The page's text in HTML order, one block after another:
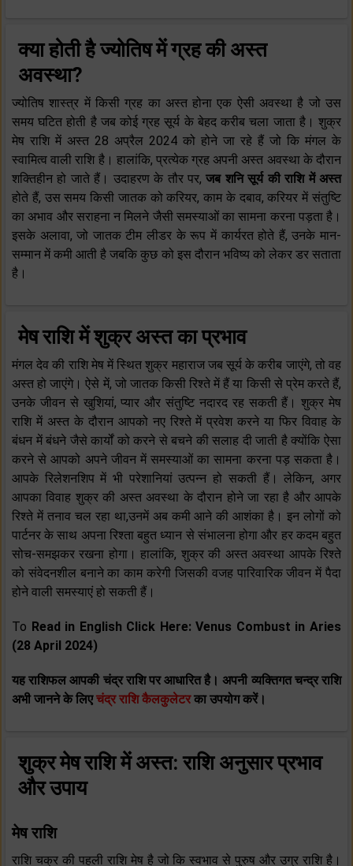
क्या होती है ज्योतिष में ग्रह की अस्त
अवस्था?
ज्योतिष शास्त्र में किसी ग्रह का अस्त होना एक ऐसी अवस्था है जो उस
समय घटित होती है जब कोई ग्रह सूर्य के बेहद करीब चला जाता है। शुक्र
मेष राशि में अस्त 28 अप्रैल 2024 को होने जा रहे हैं जो कि मंगल के
स्वामित्व वाली राशि है। हालांकि, प्रत्येक ग्रह अपनी अस्त अवस्था के दौरान
शक्तिहीन हो जाते हैं। उदाहरण के तौर पर, जब शनि सूर्य की राशि में अस्त
होते हैं, उस समय किसी जातक को करियर, काम के दबाव, करियर में संतुष्टि
का अभाव और सराहना न मिलने जैसी समस्याओं का सामना करना पड़ता है।
इसके अलावा, जो जातक टीम लीडर के रूप में कार्यरत होते हैं, उनके मान-
सम्मान में कमी आती है जबकि कुछ को इस दौरान भविष्य को लेकर डर सताता
है।
मेष राशि में शुक्र अस्त का प्रभाव
मंगल देव की राशि मेष में स्थित शुक्र महाराज जब सूर्य के करीब जाएंगे, तो वह
अस्त हो जाएंगे। ऐसे में, जो जातक किसी रिश्ते में हैं या किसी से प्रेम करते हैं,
उनके जीवन से खुशियां, प्यार और संतुष्टि नदारद रह सकती हैं। शुक्र मेष
राशि में अस्त के दौरान आपको नए रिश्ते में प्रवेश करने या फिर विवाह के
बंधन में बंधने जैसे कार्यों को करने से बचने की सलाह दी जाती है क्योंकि ऐसा
करने से आपको अपने जीवन में समस्याओं का सामना करना पड़ सकता है।
आपके रिलेशनशिप में भी परेशानियां उत्पन्न हो सकती हैं। लेकिन, अगर
आपका विवाह शुक्र की अस्त अवस्था के दौरान होने जा रहा है और आपके
रिश्ते में तनाव चल रहा था,उनमें अब कमी आने की आशंका है। इन लोगों को
पार्टनर के साथ अपना रिश्ता बहुत ध्यान से संभालना होगा और हर कदम बहुत
सोच-समझकर रखना होगा। हालांकि, शुक्र की अस्त अवस्था आपके रिश्ते
को संवेदनशील बनाने का काम करेगी जिसकी वजह पारिवारिक जीवन में पैदा
होने वाली समस्याएं हो सकती हैं।
To Read in English Click Here: Venus Combust in Aries
(28 April 2024)
यह राशिफल आपकी चंद्र राशि पर आधारित है। अपनी व्यक्तिगत चन्द्र राशि
अभी जानने के लिएचंद्र राशि कैलकुलेटरका उपयोग करें।
शुक्र मेष राशि में अस्त: राशि अनुसार प्रभाव
और उपाय
मेष राशि
राशि चक्र की पहली राशि मेष है जो कि स्वभाव से पुरुष और उग्र राशि है।